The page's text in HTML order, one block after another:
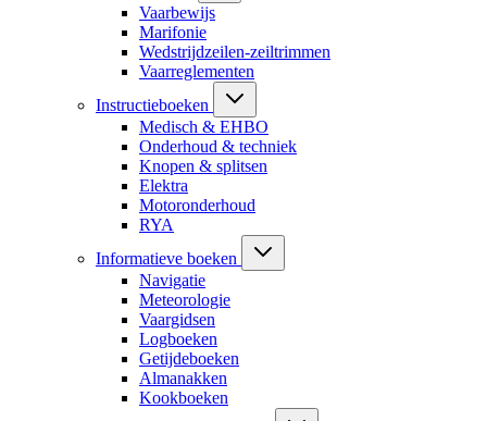
Vaarbewijs
Marifonie
Wedstrijdzeilen-zeiltrimmen
Vaarreglementen
Instructieboeken
Medisch & EHBO
Onderhoud & techniek
Knopen & splitsen
Elektra
Motoronderhoud
RYA
Informatieve boeken
Navigatie
Meteorologie
Vaargidsen
Logboeken
Getijdeboeken
Almanakken
Kookboeken